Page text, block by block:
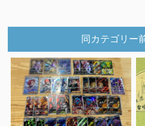
同カテゴリー